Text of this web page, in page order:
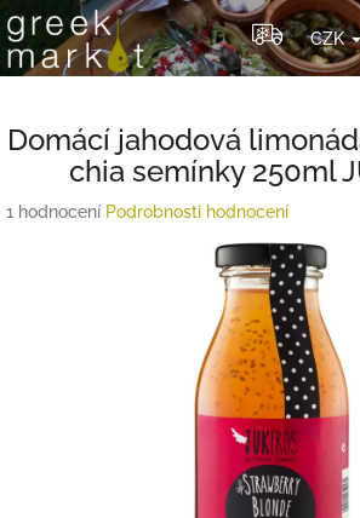
na
obsah
CZK
Domácí jahodová
chia semínky 250ml
Průměrné
1 hodnocení Podrobnosti hodnocení